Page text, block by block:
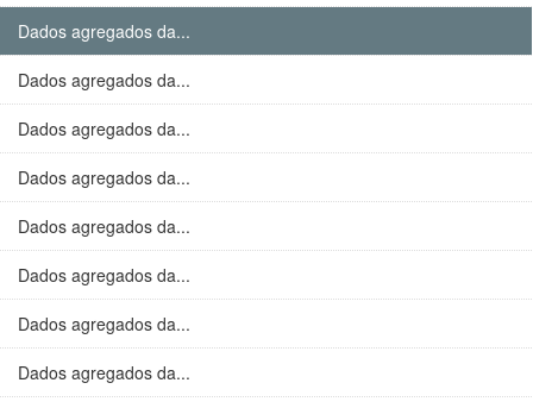
Dados agregados da...
Dados agregados da...
Dados agregados da...
Dados agregados da...
Dados agregados da...
Dados agregados da...
Dados agregados da...
Dados agregados da...